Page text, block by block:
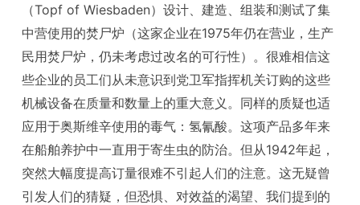
（Topf of Wiesbaden）设计、建造、组装和测试了集
中营使用的焚尸炉（这家企业在1975年仍在营业，生产
民用焚尸炉，仍未考虑过改名的可行性）。很难相信这
些企业的员工们从未意识到党卫军指挥机关订购的这些
机械设备在质量和数量上的重大意义。同样的质疑也适
应用于奥斯维辛使用的毒气：氢氰酸。这项产品多年来
在船舶养护中一直用于寄生虫的防治。但从1942年起，
突然大幅度提高订量很难不引起人们的注意。这无疑曾
引发人们的猜疑，但恐惧、对效益的渴望、我们提到的